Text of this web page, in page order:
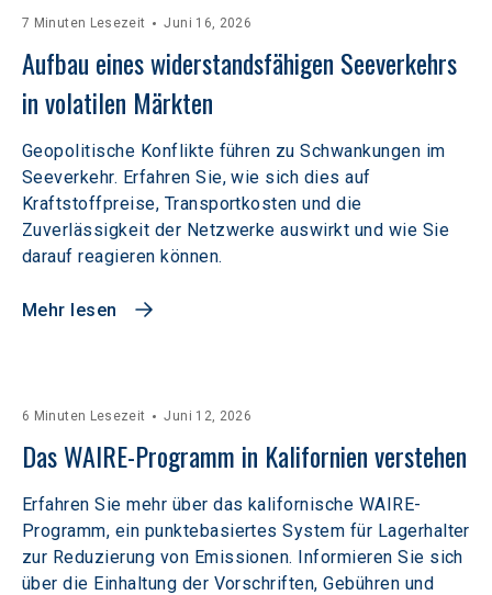
7 Minuten Lesezeit Juni 16, 2026
Aufbau eines widerstandsfähigen Seeverkehrs
in volatilen Märkten
Geopolitische Konflikte führen zu Schwankungen im
Seeverkehr. Erfahren Sie, wie sich dies auf
Kraftstoffpreise, Transportkosten und die
Zuverlässigkeit der Netzwerke auswirkt und wie Sie
darauf reagieren können.
Mehr lesen
6 Minuten Lesezeit Juni 12, 2026
Das WAIRE-Programm in Kalifornien verstehen
Erfahren Sie mehr über das kalifornische WAIRE-
Programm, ein punktebasiertes System für Lagerhalter
zur Reduzierung von Emissionen. Informieren Sie sich
über die Einhaltung der Vorschriften, Gebühren und